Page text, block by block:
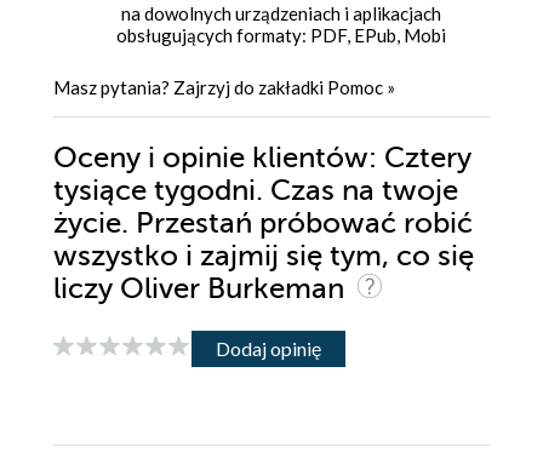
na dowolnych urządzeniach i aplikacjach
obsługujących formaty: PDF, EPub, Mobi
Masz pytania? Zajrzyj do zakładki Pomoc »
Oceny i opinie klientów: Cztery
tysiące tygodni. Czas na twoje
życie. Przestań próbować robić
wszystko i zajmij się tym, co się
liczy Oliver Burkeman
Dodaj opinię